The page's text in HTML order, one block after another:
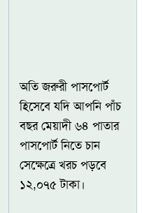
অতি জরুরী পাসপোর্ট
হিসেবে যদি আপনি পাঁচ
বছর মেয়াদী ৬৪ পাতার
পাসপোর্ট নিতে চান
সেক্ষেত্রে খরচ পড়বে
১২,০৭৫ টাকা।